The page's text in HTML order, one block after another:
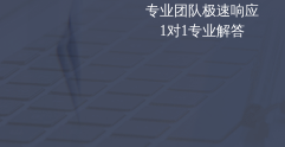
专业团队极速响应
1对1专业解答